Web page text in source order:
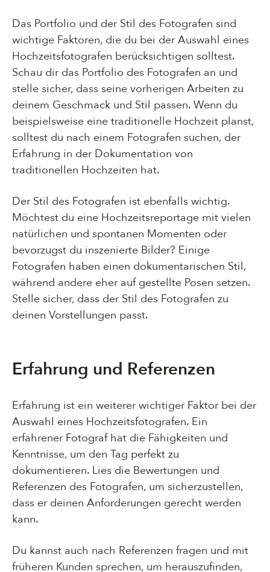
Das Portfolio und der Stil des Fotografen sind
wichtige Faktoren, die du bei der Auswahl eines
Hochzeitsfotografen berücksichtigen solltest.
Schau dir das Portfolio des Fotografen an und
stelle sicher, dass seine vorherigen Arbeiten zu
deinem Geschmack und Stil passen. Wenn du
beispielsweise eine traditionelle Hochzeit planst,
solltest du nach einem Fotografen suchen, der
Erfahrung in der Dokumentation von
traditionellen Hochzeiten hat.
Der Stil des Fotografen ist ebenfalls wichtig.
Möchtest du eine Hochzeitsreportage mit vielen
natürlichen und spontanen Momenten oder
bevorzugst du inszenierte Bilder? Einige
Fotografen haben einen dokumentarischen Stil,
während andere eher auf gestellte Posen setzen.
Stelle sicher, dass der Stil des Fotografen zu
deinen Vorstellungen passt.
Erfahrung und Referenzen
Erfahrung ist ein weiterer wichtiger Faktor bei der
Auswahl eines Hochzeitsfotografen. Ein
erfahrener Fotograf hat die Fähigkeiten und
Kenntnisse, um den Tag perfekt zu
dokumentieren. Lies die Bewertungen und
Referenzen des Fotografen, um sicherzustellen,
dass er deinen Anforderungen gerecht werden
kann.
Du kannst auch nach Referenzen fragen und mit
früheren Kunden sprechen, um herauszufinden,